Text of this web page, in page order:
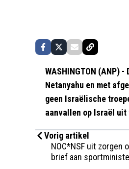
WASHINGTON (ANP)
Netanyahu en met
geen Israëlische
aanvallen op Israël uit
Vorig artikel
NOC*NSF uit zorgen
brief aan